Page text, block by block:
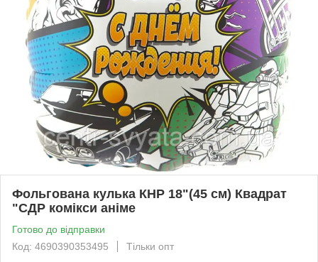
Фольгована кулька КНР 18"(45 см) Квадрат
"СДР комікси аніме
Готово до відправки
Код: 4690390353495
Тільки опт